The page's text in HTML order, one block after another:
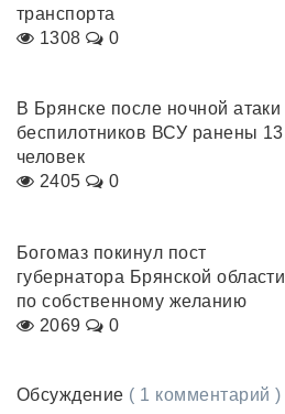
транспорта
1308
0
В Брянске после ночной атаки
беспилотников ВСУ ранены 13
человек
2405
0
Богомаз покинул пост
губернатора Брянской области
по собственному желанию
2069
0
Обсуждение ( 1 комментарий )